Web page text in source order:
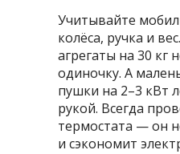
Учитывайте
колёса, ручка и
агрегаты на 30 кг
одиночку. А
пушки на 2–3 кВт
рукой. Всегда
термостата — он
и сэкономит